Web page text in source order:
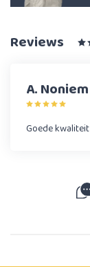
Reviews
A. Noniem
Goede kwaliteit